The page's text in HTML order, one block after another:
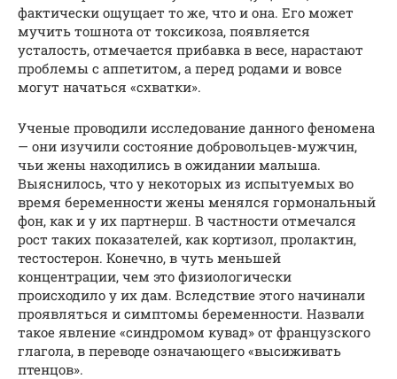
фактически ощущает то же, что и она. Его может
мучить тошнота от токсикоза, появляется
усталость, отмечается прибавка в весе, нарастают
проблемы с аппетитом, а перед родами и вовсе
могут начаться «схватки».
Ученые проводили исследование данного феномена
— они изучили состояние добровольцев-мужчин,
чьи жены находились в ожидании малыша.
Выяснилось, что у некоторых из испытуемых во
время беременности жены менялся гормональный
фон, как и у их партнерш. В частности отмечался
рост таких показателей, как кортизол, пролактин,
тестостерон. Конечно, в чуть меньшей
концентрации, чем это физиологически
происходило у их дам. Вследствие этого начинали
проявляться и симптомы беременности. Назвали
такое явление «синдромом кувад» от французского
глагола, в переводе означающего «высиживать
птенцов».